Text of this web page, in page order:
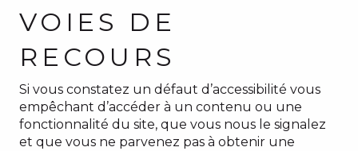
VOIES DE
RECOURS
Si vous constatez un défaut d’accessibilité vous
empêchant d’accéder à un contenu ou une
fonctionnalité du site, que vous nous le signalez
et que vous ne parvenez pas à obtenir une